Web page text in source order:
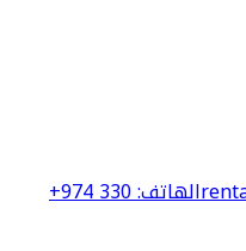
الهاتف:
+974 330